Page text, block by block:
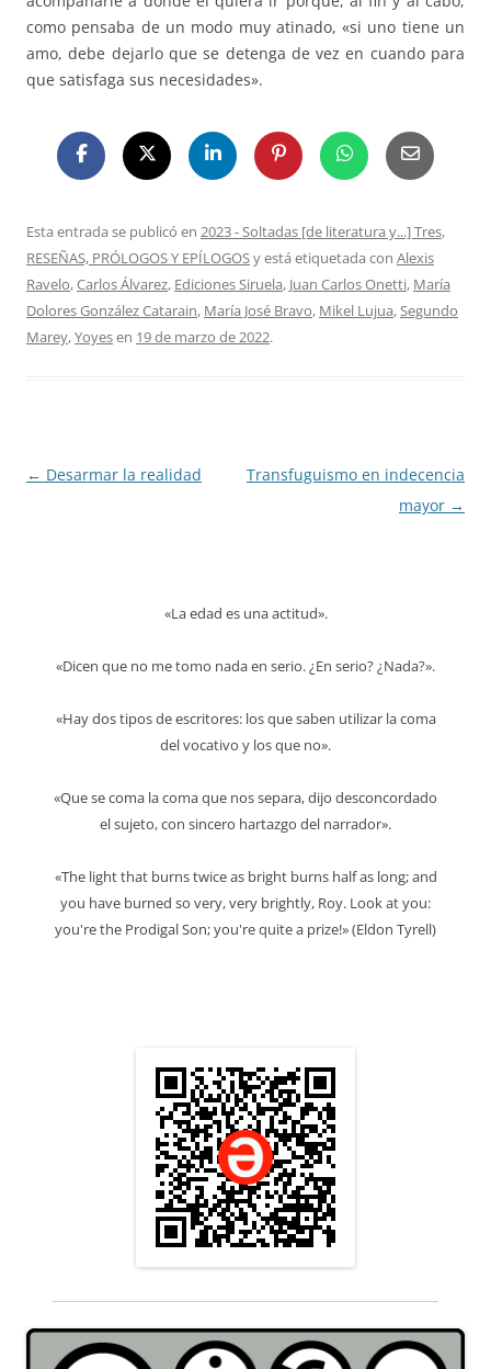
como pensaba de un modo muy atinado, «si uno tiene un
amo, debe dejarlo que se detenga de vez en cuando para
que satisfaga sus necesidades».
Esta entrada se publicó en 2023 - Soltadas [de literatura y...] Tres,
RESEÑAS, PRÓLOGOS Y EPÍLOGOSy está etiquetada con Alexis
Ravelo,Carlos Álvarez, Ediciones Siruela, Juan Carlos Onetti, María
Dolores González Catarain, María José Bravo, Mikel Lujua,Segundo
Marey,Yoyesen 19 de marzo de 2022.
Navegación
← Desarmar la realidad
Transfuguismo en indecencia
mayor →
«La edad es una actitud».
«Dicen que no me tomo nada en serio. ¿En serio? ¿Nada?».
«Hay dos tipos de escritores: los que saben utilizar la coma
del vocativo y los que no».
«Que se coma la coma que nos separa, dijo desconcordado
el sujeto, con sincero hartazgo del narrador».
«The light that burns twice as bright burns half as long; and
you have burned so very, very brightly, Roy. Look at you:
you're the Prodigal Son; you're quite a prize!» (Eldon Tyrell)